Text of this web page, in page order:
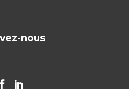
nous